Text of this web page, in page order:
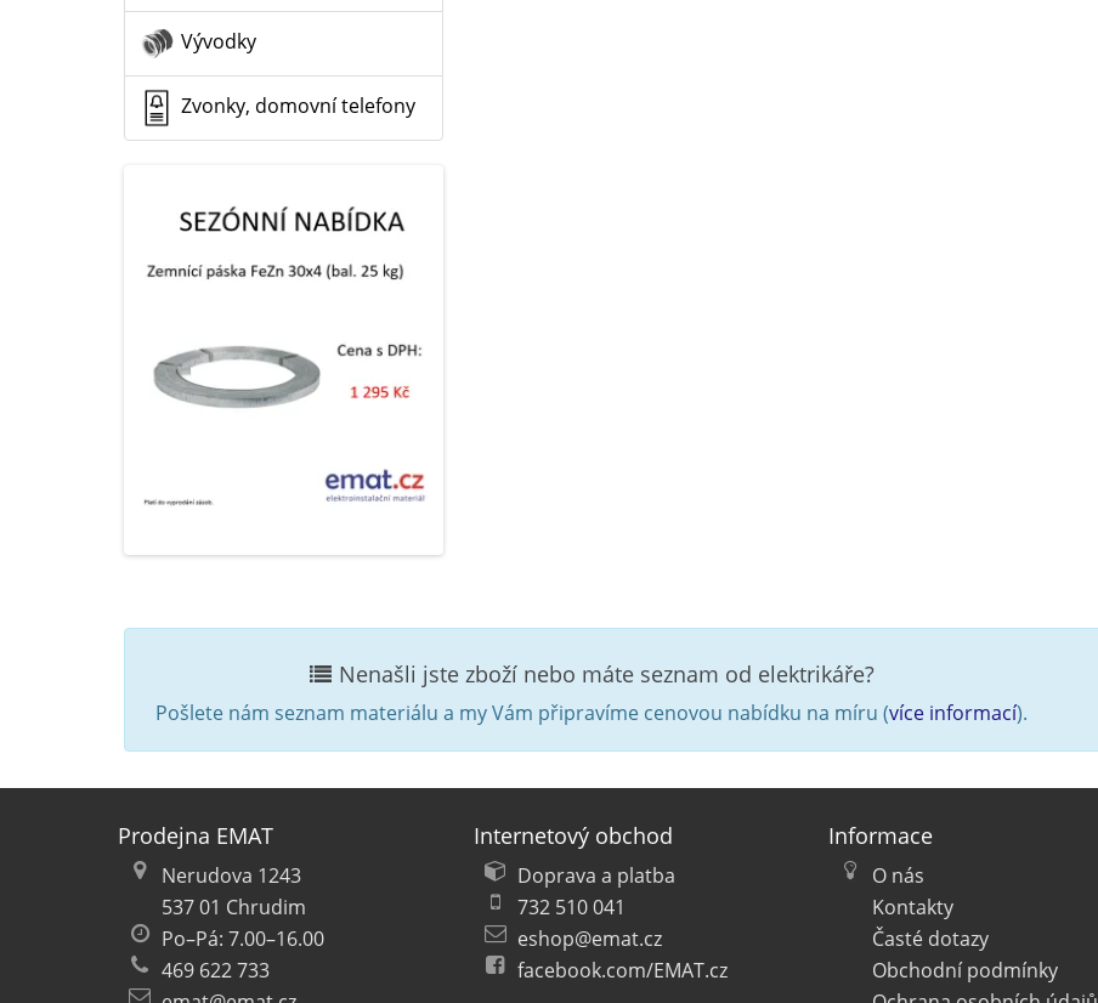
Vývodky
Zvonky, domovní telefony
Nenašli jste zboží nebo máte seznam od elektrikáře?
Pošlete nám seznam materiálu a my Vám připravíme cenovou nabídku na míru (více informací).
Prodejna EMAT
Nerudova 1243
537 01 Chrudim
Po–Pá: 7.00–16.00
469 622 733
Internetový obchod
Doprava a platba
732 510 041
eshop@emat.cz
facebook.com/EMAT.cz
Informace
O nás
Kontakty
Časté dotazy
Obchodní podmínky